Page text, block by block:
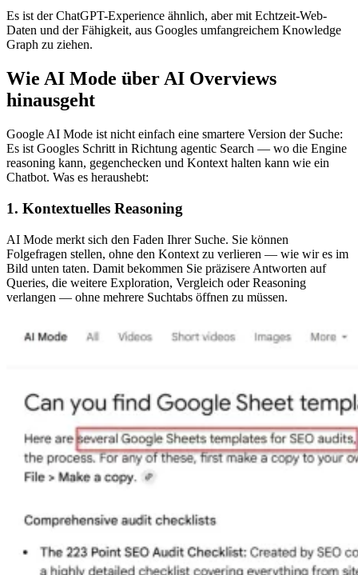
Es ist der ChatGPT-Experience ähnlich, aber mit Echtzeit-Web-
Daten und der Fähigkeit, aus Googles umfangreichem Knowledge
Graph zu ziehen.
Wie AI Mode über AI Overviews
hinausgeht
Google AI Mode ist nicht einfach eine smartere Version der Suche:
Es ist Googles Schritt in Richtung agentic Search — wo die Engine
reasoning kann, gegenchecken und Kontext halten kann wie ein
Chatbot. Was es heraushebt:
1. Kontextuelles Reasoning
AI Mode merkt sich den Faden Ihrer Suche. Sie können
Folgefragen stellen, ohne den Kontext zu verlieren — wie wir es im
Bild unten taten. Damit bekommen Sie präzisere Antworten auf
Queries, die weitere Exploration, Vergleich oder Reasoning
verlangen — ohne mehrere Suchtabs öffnen zu müssen.